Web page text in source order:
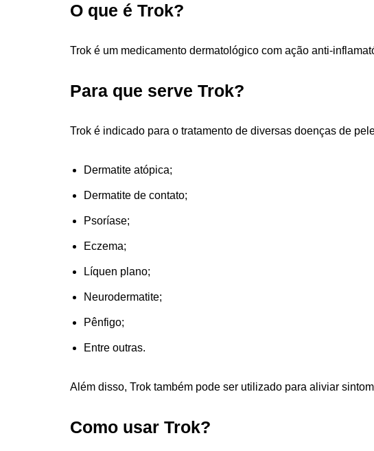
O que é Trok?
Trok é um medicamento dermatológico com ação anti-
Para que serve Trok?
Trok é indicado para o tratamento de diversas doenças de
Dermatite atópica;
Dermatite de contato;
Psoríase;
Eczema;
Líquen plano;
Neurodermatite;
Pênfigo;
Entre outras.
Além disso, Trok também pode ser utilizado para aliviar
Como usar Trok?